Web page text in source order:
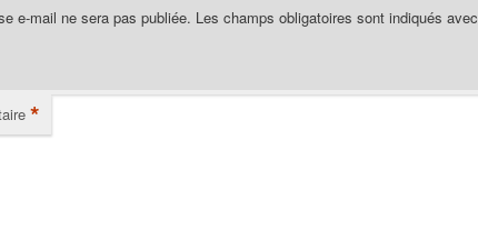
e-mail ne sera pas publiée. Les champs obligatoires sont indiqués avec
*